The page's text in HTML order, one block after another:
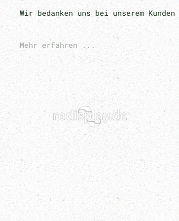
Wir bedanken uns bei unserem Kunden
Mehr erfahren ...